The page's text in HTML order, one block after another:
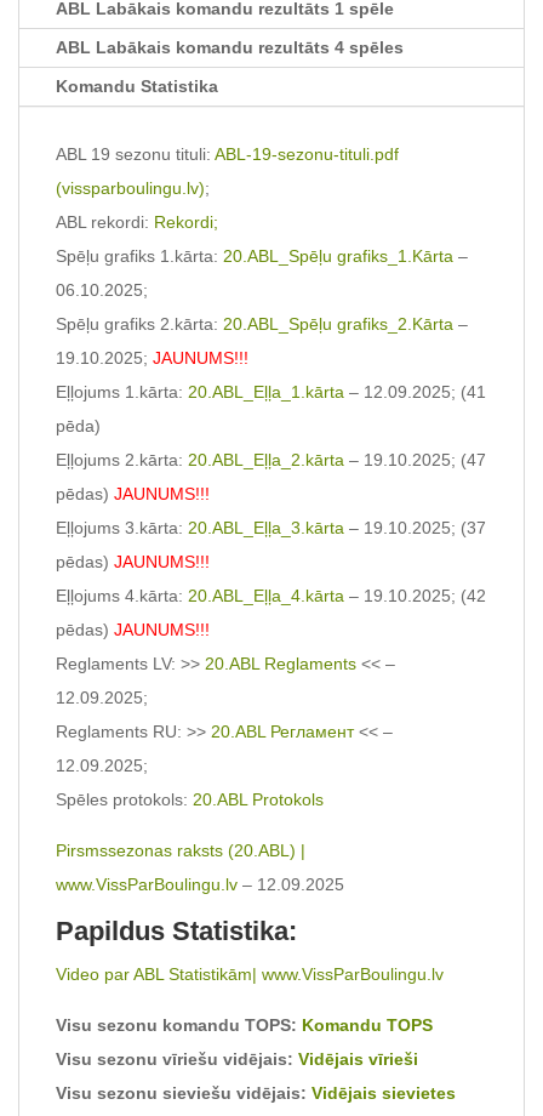
ABL Labākais komandu rezultāts 1 spēle
ABL Labākais komandu rezultāts 4 spēles
Komandu Statistika
ABL 19 sezonu tituli: ABL-19-sezonu-tituli.pdf
(vissparboulingu.lv);
ABL rekordi: Rekordi;
Spēļu grafiks 1.kārta: 20.ABL_Spēļu grafiks_1.Kārta –
06.10.2025;
Spēļu grafiks 2.kārta: 20.ABL_Spēļu grafiks_2.Kārta –
19.10.2025; JAUNUMS!!!
Eļļojums 1.kārta: 20.ABL_Eļļa_1.kārta – 12.09.2025; (41
pēda)
Eļļojums 2.kārta: 20.ABL_Eļļa_2.kārta – 19.10.2025; (47
pēdas) JAUNUMS!!!
Eļļojums 3.kārta: 20.ABL_Eļļa_3.kārta – 19.10.2025; (37
pēdas) JAUNUMS!!!
Eļļojums 4.kārta: 20.ABL_Eļļa_4.kārta – 19.10.2025; (42
pēdas) JAUNUMS!!!
Reglaments LV: >> 20.ABL Reglaments << –
12.09.2025;
Reglaments RU: >> 20.ABL Регламент<< –
12.09.2025;
Spēles protokols: 20.ABL Protokols
Pirsmssezonas raksts (20.ABL) |
www.VissParBoulingu.lv – 12.09.2025
Papildus Statistika:
Video par ABL Statistikām| www.VissParBoulingu.lv
Visu sezonu komandu TOPS: Komandu TOPS
Visu sezonu vīriešu vidējais: Vidējais vīrieši
Visu sezonu sieviešu vidējais: Vidējais sievietes